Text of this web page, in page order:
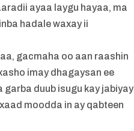
ayaa laygu hayaa, ma
hadale waxay ii
gacmaha oo aan raashin
imay dhagaysan ee
duub isugu kay jabiyay
moodda in ay qabteen